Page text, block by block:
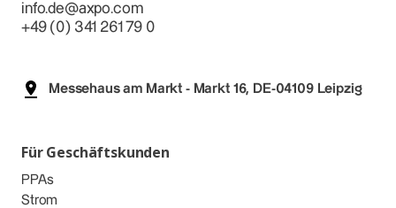
info.de@axpo.com
+49 (0) 341 261 79 0
Messehaus am Markt - Markt 16, DE-04109 Leipzig
Für Geschäftskunden
PPAs
Strom